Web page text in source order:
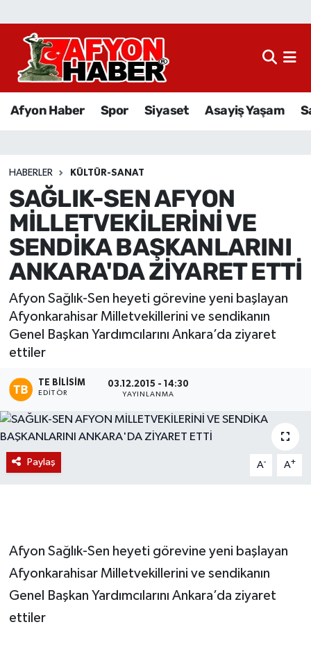
Afyon Haber Spor Siyaset Asayiş Yaşam
HABERLER KÜLTÜR-SANAT
SAĞLIK-SEN AFYON
MİLLETVEKİLERİNİ VE
SENDİKA BAŞKANLARINI
ANKARA'DA ZİYARET ETTİ
Afyon Sağlık-Sen heyeti görevine yeni başlayan
Afyonkarahisar Milletvekillerini ve sendikanın
Genel Başkan Yardımcılarını Ankara’da ziyaret
ettiler
TE BILISIM
EDITÖR
03.12.2015 - 14:30
YAYINLANMA
Paylaş A- A+
Afyon Sağlık-Sen heyeti görevine yeni başlayan
Afyonkarahisar Milletvekillerini ve sendikanın
Genel Başkan Yardımcılarını Ankara’da ziyaret
ettiler
Afyon Haber
Sağlık
Eğitim
Sivil Toplum
Ekonomi
Magazin